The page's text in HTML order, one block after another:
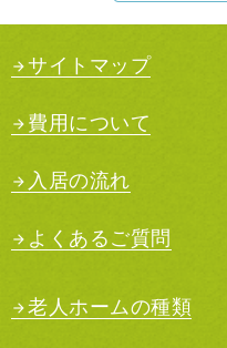
サイトマップ
費用について
入居の流れ
よくあるご質問
老人ホームの種類